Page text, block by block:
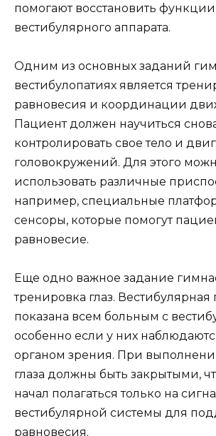
помогают восстановить функции
вестибулярного аппарата.
Одним из основных заданий
вестибулопатиях является
равновесия и координации
Пациент должен научиться
контролировать свое тело и
головокружений. Для этого
использовать различные
например, специальные
сенсоры, которые помогут
равновесие.
Еще одно важное задание
тренировка глаз. Вестибулярная
показана всем больным с
особенно если у них
органом зрения. При
глаза должны быть закрытыми,
начал полагаться только на
вестибулярной системы для
равновесия.